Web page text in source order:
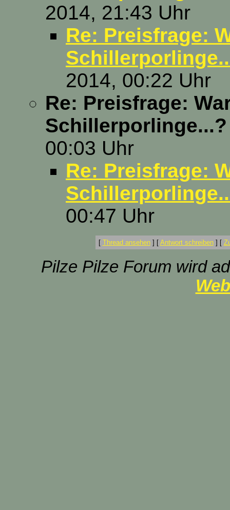
2014, 21:43 Uhr
Re: Preisfrage:
2014, 00:22 Uhr
Re: Preisfrage:
Schillerporlinge...?
00:03 Uhr
Re: Preisfrage:
00:47 Uhr
[ Thread ansehen] [ Antwort schreiben] [
Pilze Pilze Forum wird